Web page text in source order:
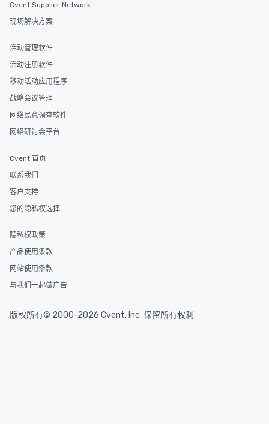
Cvent Supplier Network
现场解决方案
活动管理软件
活动注册软件
移动活动应用程序
战略会议管理
网络民意调查软件
网络研讨会平台
Cvent 首页
联系我们
客户支持
您的隐私权选择
隐私权政策
产品使用条款
网站使用条款
与我们一起做广告
版权所有© 2000-2026 Cvent, Inc. 保留所有权利